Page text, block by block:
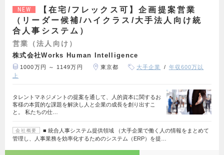
NEW
【在宅/フレックス可】企画提案営業
（リーダー候補/ハイクラス/大手法人向け統
合人事システム）
営業（法人向け）
株式会社Works Human Intelligence
1000万円 ～ 1149万円 東京都 大手企業
年収600万以
上
タレントマネジメントの提案を通して、人的資本に関するお
客様の本質的な課題を解決し人と企業の成長を創り出すこ
と。 私たちの仕…
会社概要
■ 統合人事システム提供領域 （大手企業で働く人の情報をまとめて
管理し、人事業務を効率化するためのシステム（ERP）を提…